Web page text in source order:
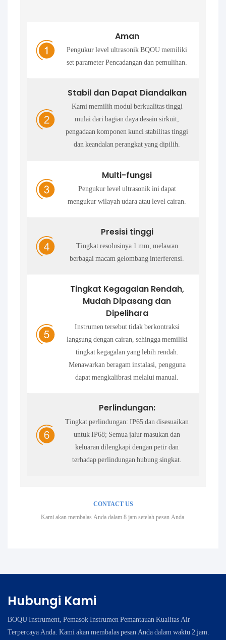
Aman
Pengukur level ultrasonik BQOU memiliki
set parameter Pencadangan dan pemulihan.
Stabil dan Dapat Diandalkan
Kami memilih modul berkualitas tinggi
mulai dari bagian daya desain sirkuit,
pengadaan komponen kunci stabilitas tinggi
dan keandalan perangkat yang dipilih.
Multi-fungsi
Pengukur level ultrasonik ini dapat
mengukur wilayah udara atau level cairan.
Presisi tinggi
Tingkat resolusinya 1 mm, melawan
berbagai macam gelombang interferensi.
Tingkat Kegagalan Rendah,
Mudah Dipasang dan
Dipelihara
Instrumen tersebut tidak berkontraksi
langsung dengan cairan, sehingga memiliki
tingkat kegagalan yang lebih rendah.
Menawarkan beragam instalasi, pengguna
dapat mengkalibrasi melalui manual.
Perlindungan:
Tingkat perlindungan: IP65 dan disesuaikan
untuk IP68; Semua jalur masukan dan
keluaran dilengkapi dengan petir dan
terhadap perlindungan hubung singkat.
CONTACT US
Kami akan membalas Anda dalam 8 jam setelah pesan Anda.
Hubungi Kami
BOQU Instrument, Pemasok Instrumen Pemantauan Kualitas Air
Terpercaya Anda. Kami akan membalas pesan Anda dalam waktu 2 jam.